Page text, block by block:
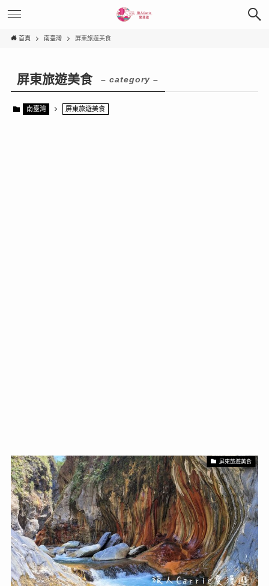
首頁 南臺灣 屏東旅遊美食
屏東旅遊美食 – category –
南臺灣 屏東旅遊美食
屏東旅遊美食